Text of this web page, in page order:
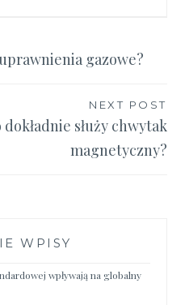
gazowe?
NEXT POST
służy chwytak
magnetyczny?
WPISY
wpływają na globalny